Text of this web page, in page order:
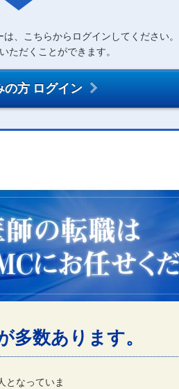
、こちらからログインしてください。
ただくことができます。
の方 ログイン
多数あります。
となっていま